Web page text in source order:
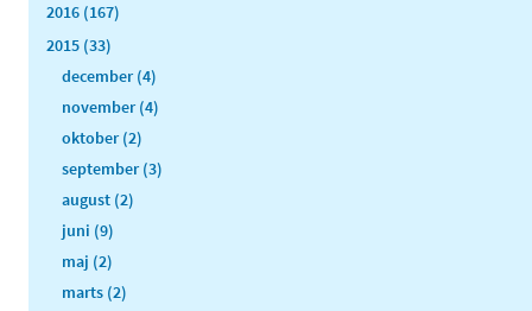
2016 (167)
2015 (33)
december (4)
november (4)
oktober (2)
september (3)
august (2)
juni (9)
maj (2)
marts (2)